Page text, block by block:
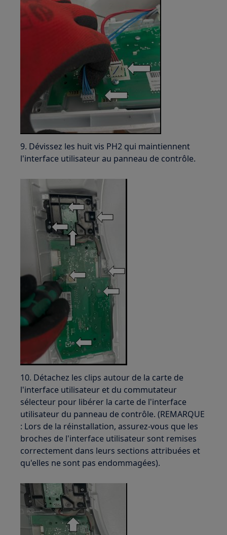
9. Dévissez les huit vis PH2 qui maintiennent
l'interface utilisateur au panneau de contrôle.
10. Détachez les clips autour de la carte de
l'interface utilisateur et du commutateur
sélecteur pour libérer la carte de l'interface
utilisateur du panneau de contrôle. (REMARQUE
: Lors de la réinstallation, assurez-vous que les
broches de l'interface utilisateur sont remises
correctement dans leurs sections attribuées et
qu'elles ne sont pas endommagées).